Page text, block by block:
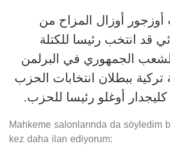
أوزال المزاح من
قد انتخب رئيسا للكتلة
الجمهوري في البرلمن
ببطلان انتخابات الحزب
Mahkeme salonlarında da söyledim
kez daha ilan ediyorum: